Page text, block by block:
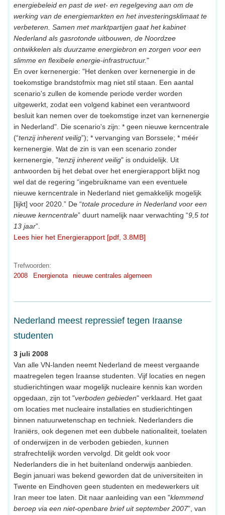
energiebeleid en past de wet- en regelgeving aan om de
werking van de energiemarkten en het investeringsklimaat te
verbeteren. Samen met marktpartijen gaat het kabinet
Nederland als gasrotonde uitbouwen, de Noordzee
ontwikkelen als duurzame energiebron en zorgen voor een
slimme en flexibele energie-infrastructuur."
En over kernenergie: "Het denken over kernenergie in de
toekomstige brandstofmix mag niet stil staan. Een aantal
scenario's zullen de komende periode verder worden
uitgewerkt, zodat een volgend kabinet een verantwoord
besluit kan nemen over de toekomstige inzet van kernenergie
in Nederland". Die scenario's zijn: * geen nieuwe kerncentrale
(“tenzij inherent veilig”); * vervanging van Borssele; * méér
kernenergie. Wat de zin is van een scenario zonder
kernenergie, "tenzij inherent veilig" is onduidelijk. Uit
antwoorden bij het debat over het energierapport blijkt nog
wel dat de regering “ingebruikname van een eventuele
nieuwe kerncentrale in Nederland niet gemakkelijk mogelijk
[lijkt] voor 2020.” De “totale procedure in Nederland voor een
nieuwe kerncentrale” duurt namelijk naar verwachting “9,5 tot
13 jaar”.
Lees hier het Energierapport [pdf, 3.8MB]
Trefwoorden:
2008
Energienota nieuwe centrales algemeen
Nederland meest repressief tegen Iraanse
studenten
3 juli 2008
Van alle VN-landen neemt Nederland de meest vergaande
maatregelen tegen Iraanse studenten. Vijf locaties en negen
studierichtingen waar mogelijk nucleaire kennis kan worden
opgedaan, zijn tot "verboden gebieden" verklaard. Het gaat
om locaties met nucleaire installaties en studierichtingen
binnen natuurwetenschap en techniek. Nederlanders die
Iraniërs, ook degenen met een dubbele nationaliteit, toelaten
of onderwijzen in de verboden gebieden, kunnen
strafrechtelijk worden vervolgd. Dit geldt ook voor
Nederlanders die in het buitenland onderwijs aanbieden.
Begin januari was bekend geworden dat de universiteiten in
Twente en Eindhoven geen studenten en medewerkers uit
Iran meer toe laten. Dit naar aanleiding van een "klemmend
beroep via een niet-openbare brief uit september 2007”, van